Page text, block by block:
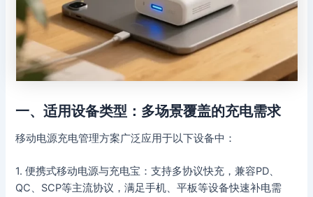
一、适用设备类型：多场景覆盖的充电需求
移动电源充电管理方案广泛应用于以下设备中：
1. 便携式移动电源与充电宝：支持多协议快充，兼容PD、
QC、SCP等主流协议，满足手机、平板等设备快速补电需